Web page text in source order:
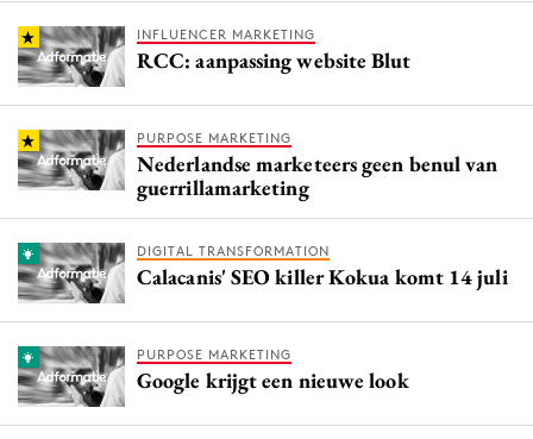
INFLUENCER MARKETING
RCC: aanpassing website Blut
PURPOSE MARKETING
Nederlandse marketeers geen benul van
guerrillamarketing
DIGITAL TRANSFORMATION
Calacanis' SEO killer Kokua komt 14 juli
PURPOSE MARKETING
Google krijgt een nieuwe look